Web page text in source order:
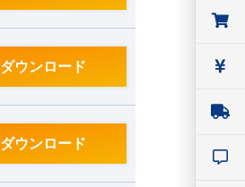
ダウンロード
ダウンロード